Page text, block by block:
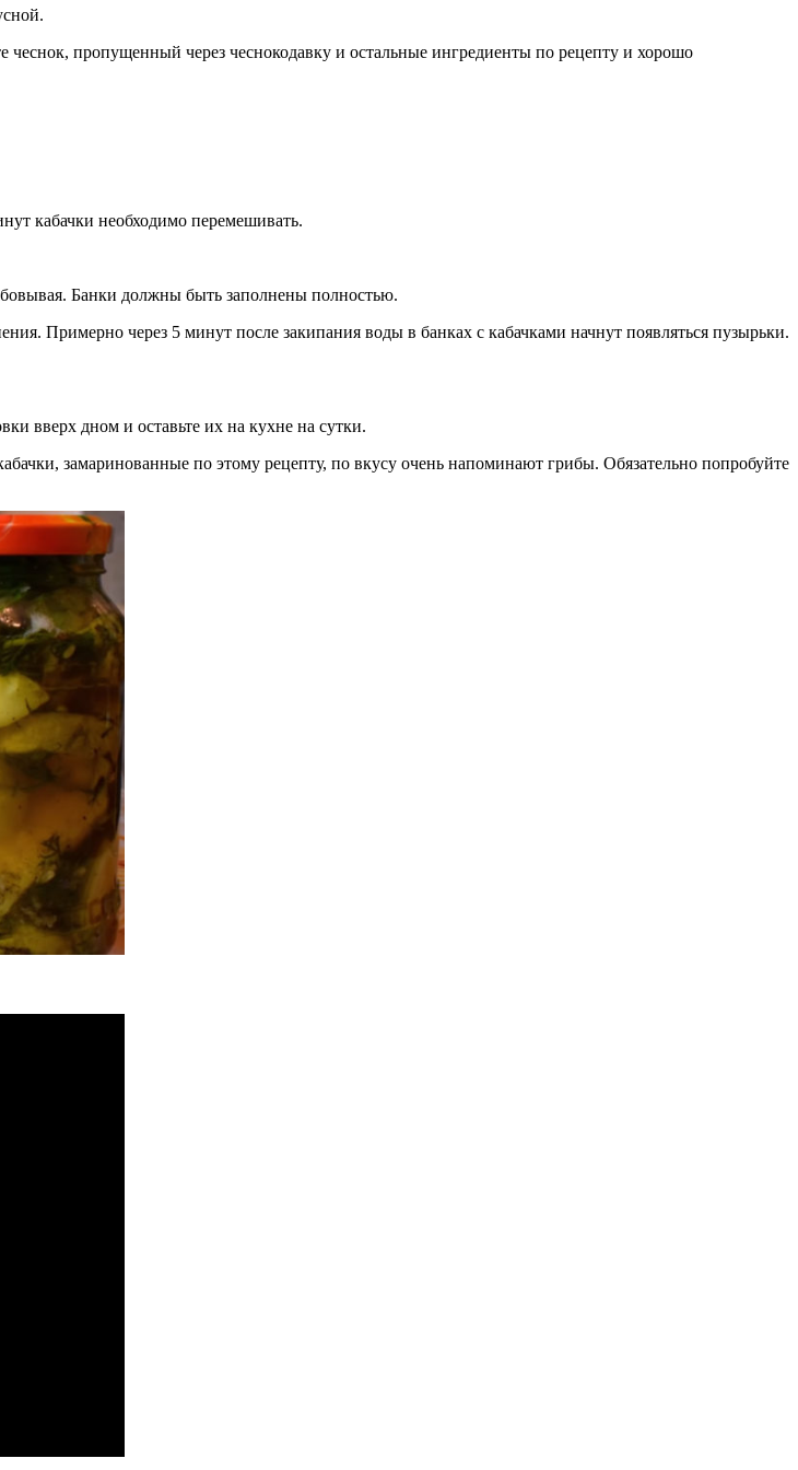
пропущенный через чеснокодавку и остальные ингредиенты по рецепту и хорошо
кабачки необходимо перемешивать.
Банки должны быть заполнены полностью.
Примерно через 5 минут после закипания воды в банках с кабачками начнут появляться пузырьки.
вверх дном и оставьте их на кухне на сутки.
замаринованные по этому рецепту, по вкусу очень напоминают грибы. Обязательно попробуйте